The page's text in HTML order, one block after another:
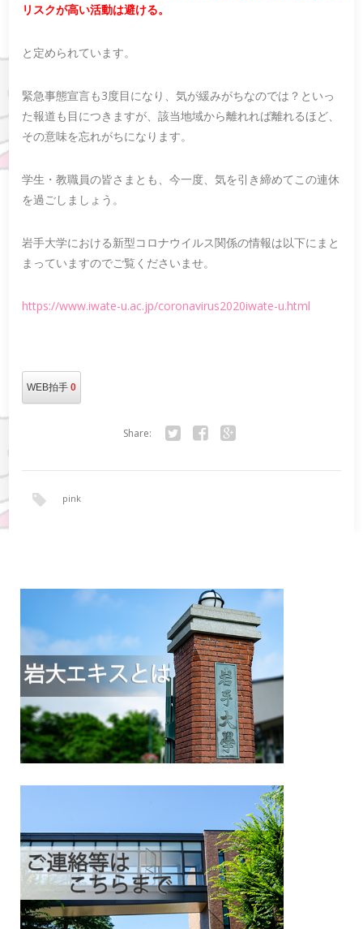
リスクが高い活動は避ける。
と定められています。
緊急事態宣言も3度目になり、気が緩みがちなのでは？といっ
た報道も目につきますが、該当地域から離れれば離れるほど、
その意味を忘れがちになります。
学生・教職員の皆さまとも、今一度、気を引き締めてこの連休
を過ごしましょう。
岩手大学における新型コロナウイルス関係の情報は以下にまと
まっていますのでご覧くださいませ。
https://www.iwate-u.ac.jp/coronavirus2020iwate-u.html
WEB拍手0
Share:
pink